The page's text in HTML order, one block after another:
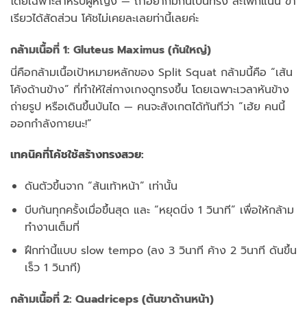
เรียวได้สัดส่วน โค้ชไม่เคยละเลยท่านี้เลยค่ะ
กล้ามเนื้อที่ 1: Gluteus Maximus (ก้นใหญ่)
นี่คือกล้ามเนื้อเป้าหมายหลักของ Split Squat กล้ามนี้คือ “เส้น
โค้งด้านข้าง” ที่ทำให้ใส่กางเกงดูทรงขึ้น โดยเฉพาะเวลาหันข้าง
ถ่ายรูป หรือเดินขึ้นบันได — คนจะสังเกตได้ทันทีว่า “เฮ้ย คนนี้
ออกกำลังกายนะ!”
เทคนิคที่โค้ชใช้สร้างทรงสวย:
ดันตัวขึ้นจาก “ส้นเท้าหน้า” เท่านั้น
บีบก้นทุกครั้งเมื่อขึ้นสุด และ “หยุดนิ่ง 1 วินาที” เพื่อให้กล้าม
ทำงานเต็มที่
ฝึกท่านี้แบบ slow tempo (ลง 3 วินาที ค้าง 2 วินาที ดันขึ้น
เร็ว 1 วินาที)
กล้ามเนื้อที่ 2: Quadriceps (ต้นขาด้านหน้า)